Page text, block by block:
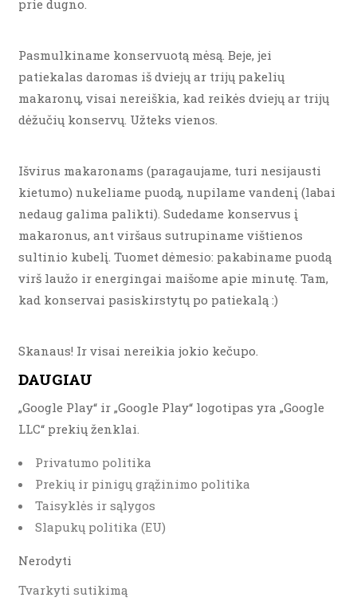
prie dugno.
Pasmulkiname konservuotą mėsą. Beje, jei
patiekalas daromas iš dviejų ar trijų pakelių
makaronų, visai nereiškia, kad reikės dviejų ar trijų
dėžučių konservų. Užteks vienos.
Išvirus makaronams (paragaujame, turi nesijausti
kietumo) nukeliame puodą, nupilame vandenį (labai
nedaug galima palikti). Sudedame konservus į
makaronus, ant viršaus sutrupiname vištienos
sultinio kubelį. Tuomet dėmesio: pakabiname puodą
virš laužo ir energingai maišome apie minutę. Tam,
kad konservai pasiskirstytų po patiekalą :)
Skanaus! Ir visai nereikia jokio kečupo.
DAUGIAU
„Google Play“ ir „Google Play“ logotipas yra „Google
LLC“ prekių ženklai.
Privatumo politika
Prekių ir pinigų grąžinimo politika
Taisyklės ir sąlygos
Slapukų politika (EU)
Nerodyti
Tvarkyti sutikimą